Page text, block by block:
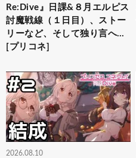
Re:Dive』日課&８月エルピス
討魔戦線（１日目）、ストー
リーなど、そして独り言へ…
[プリコネ]
2026.08.10